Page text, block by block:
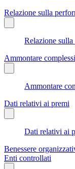
Relazione sulla
Relazione
Ammontare
Ammontare
Dati relativi ai premi
Dati relativi ai
Benessere
Enti controllati